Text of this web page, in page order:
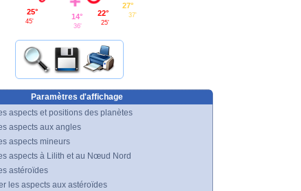
25°
45'
14°
36'
22°
25'
27°
37'
Paramètres d'affichage
aspects et positions des planètes
aspects aux angles
aspects mineurs
aspects à Lilith et au Nœud Nord
astéroïdes
les aspects aux astéroïdes